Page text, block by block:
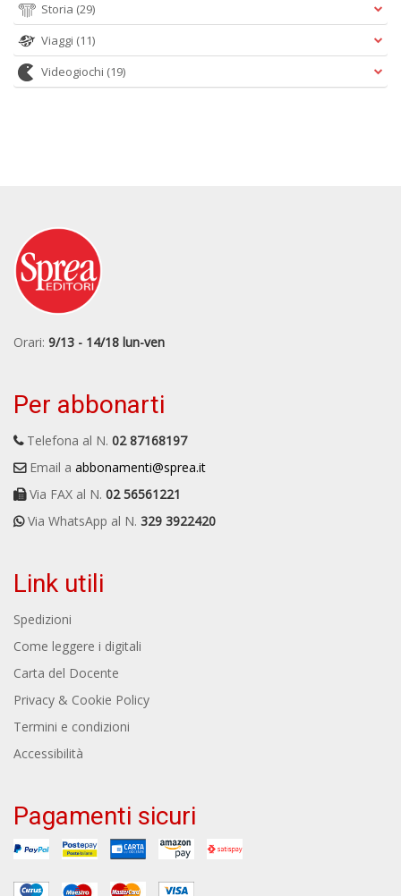
Storia (29)
Viaggi (11)
Videogiochi (19)
Orari: 9/13 - 14/18 lun-ven
Per abbonarti
Telefona al N. 02 87168197
Email a abbonamenti@sprea.it
Via FAX al N. 02 56561221
Via WhatsApp al N. 329 3922420
Link utili
Spedizioni
Come leggere i digitali
Carta del Docente
Privacy & Cookie Policy
Termini e condizioni
Accessibilità
Pagamenti sicuri